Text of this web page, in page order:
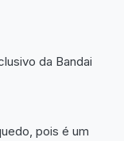
da Bandai
pois é um